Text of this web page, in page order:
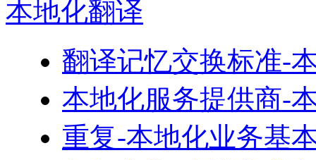
本地化翻译
翻译记忆交换标准-
本地化服务提供商-
重复-本地化业务基